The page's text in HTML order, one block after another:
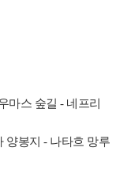
마스 숲길 - 네프리
양봉지 - 나타흐 망루